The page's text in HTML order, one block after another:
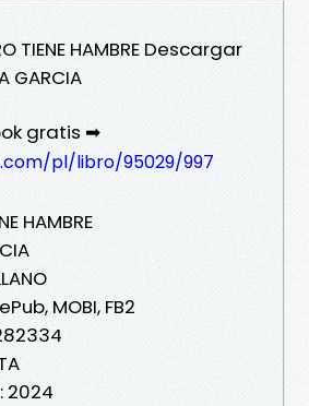
TIENE HAMBRE Descargar
GARCIA
gratis ➡
pl/libro/95029/997
HAMBRE
MOBI, FB2
2024